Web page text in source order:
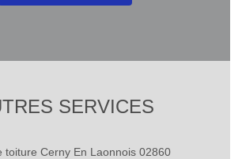
SERVICES
toiture Cerny En Laonnois 02860